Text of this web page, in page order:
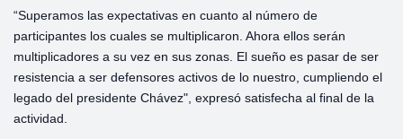
“Superamos las expectativas en cuanto al número de
participantes los cuales se multiplicaron. Ahora ellos serán
multiplicadores a su vez en sus zonas. El sueño es pasar de ser
resistencia a ser defensores activos de lo nuestro, cumpliendo el
legado del presidente Chávez", expresó satisfecha al final de la
actividad.